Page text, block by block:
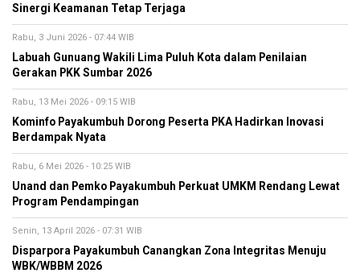
Sinergi Keamanan Tetap Terjaga
Rabu, 3 Juni 2026 - 07:44 WIB
Labuah Gunuang Wakili Lima Puluh Kota dalam Penilaian
Gerakan PKK Sumbar 2026
Rabu, 13 Mei 2026 - 09:15 WIB
Kominfo Payakumbuh Dorong Peserta PKA Hadirkan Inovasi
Berdampak Nyata
Rabu, 6 Mei 2026 - 10:25 WIB
Unand dan Pemko Payakumbuh Perkuat UMKM Rendang Lewat
Program Pendampingan
Senin, 13 April 2026 - 07:31 WIB
Disparpora Payakumbuh Canangkan Zona Integritas Menuju
WBK/WBBM 2026